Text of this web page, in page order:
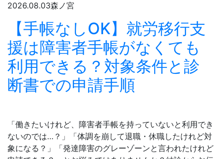
給
与・
条
件
を
比
労
移
行
支
援
の
料
は
い
2026.08.03森ノ宮
【手帳なしOK】就労移行支
援は障害者手帳がなくても
利用できる？対象条件と診
断書での申請手順
「働きたいけれど、障害者手帳を持っていないと利用でき
ないのでは…？」「体調を崩して退職・休職したけれど対
象になる？」「発達障害のグレーゾーンと言われたけれど